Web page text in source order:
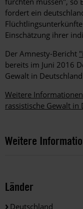
fordert ein
Einschätzung ihrer
Der Amnesty-Bericht
bereits im Juni 2016
Gewalt in
Weitere
rassistische Gewalt in
Weitere
Länder
Deutschland